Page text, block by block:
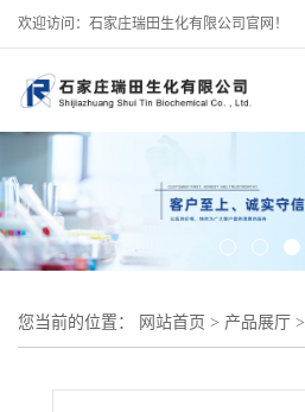
欢迎访问：石家庄瑞田生化有限公司官网！
您当前的位置： 网站首页 > 产品展厅 >